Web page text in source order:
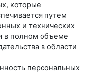
которые
путем
и технических
в полном объеме
в области
персональных